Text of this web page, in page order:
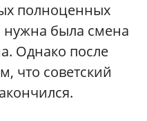
полноценных
нужна была смена
Однако после
что советский